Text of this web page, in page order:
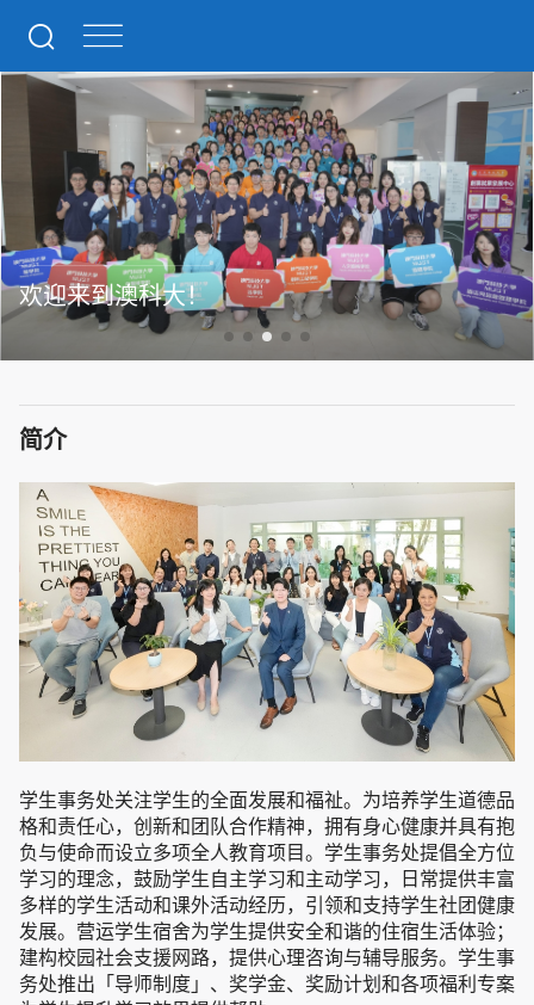
欢迎来到澳科大！
简介
学生事务处关注学生的全面发展和福祉。为培养学生道德品
格和责任心，创新和团队合作精神，拥有身心健康并具有抱
负与使命而设立多项全人教育项目。学生事务处提倡全方位
学习的理念，鼓励学生自主学习和主动学习，日常提供丰富
多样的学生活动和课外活动经历，引领和支持学生社团健康
发展。营运学生宿舍为学生提供安全和谐的住宿生活体验；
建构校园社会支援网路，提供心理咨询与辅导服务。学生事
务处推出「导师制度」、奖学金、奖励计划和各项福利专案